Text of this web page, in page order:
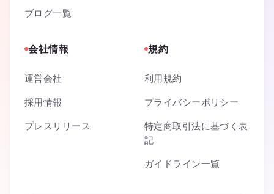
ブログ一覧
会社情報
運営会社
採用情報
プレスリリース
規約
利用規約
プライバシーポリシー
特定商取引法に基づく表
記
ガイドライン一覧